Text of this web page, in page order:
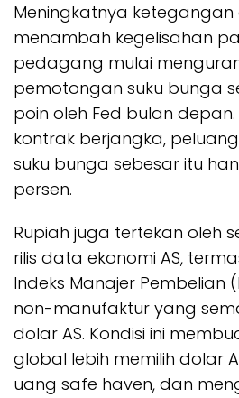
Meningkatnya ketegangan
menambah kegelisahan
pedagang mulai
pemotongan suku bunga
poin oleh Fed bulan
kontrak berjangka,
suku bunga sebesar itu
persen.
Rupiah juga tertekan oleh
rilis data ekonomi AS,
Indeks Manajer Pembelian
non-manufaktur yang
dolar AS. Kondisi ini
global lebih memilih dolar
uang safe haven, dan